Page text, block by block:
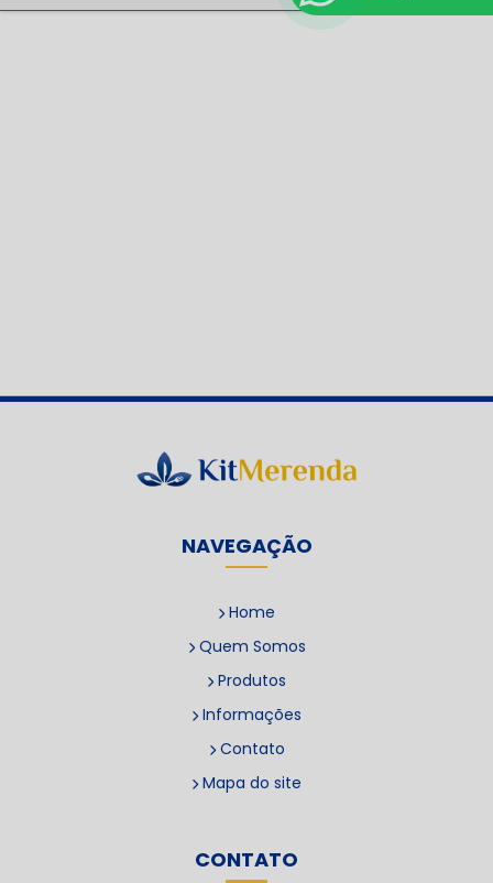
NAVEGAÇÃO
Home
Quem Somos
Produtos
Informações
Contato
Mapa do site
CONTATO